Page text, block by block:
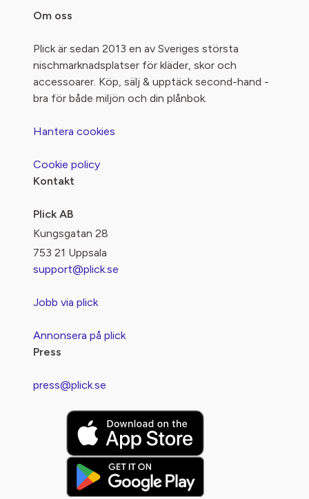
Om oss
Plick är sedan 2013 en av Sveriges största
nischmarknadsplatser för kläder, skor och
accessoarer. Köp, sälj & upptäck second-hand -
bra för både miljön och din plånbok.
Hantera cookies
Cookie policy
Kontakt
Plick AB
Kungsgatan 28
753 21 Uppsala
support@plick.se
Jobb via plick
Annonsera på plick
Press
press@plick.se